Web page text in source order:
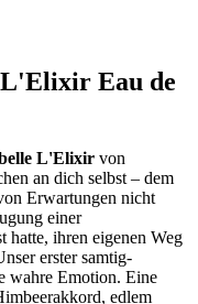
L'Elixir Eau de
L'Elixir von
an dich selbst – dem
Erwartungen nicht
einer
hatte, ihren eigenen Weg
erster samtig-
wahre Emotion. Eine
edlem